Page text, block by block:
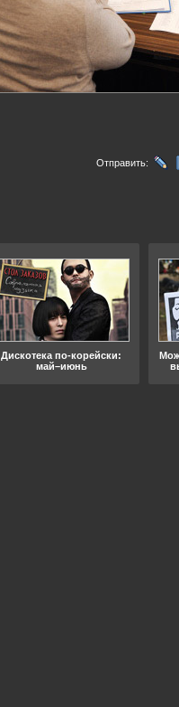
Отправить:
Дискотека по-корейски:
май–июнь